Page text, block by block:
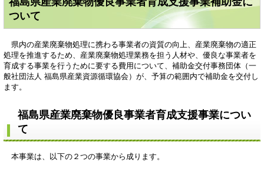
ついて
県内の産業廃棄物処理に携わる事業者の資質の向上、産業廃棄物の適正
処理を推進するため、産業廃棄物処理業務を担う人材や、優良な事業者を
育成する事業を行うために要する費用について、補助金交付事務団体（一
般社団法人 福島県産業資源循環協会）が、予算の範囲内で補助金を交付し
ます。
福島県産業廃棄物優良事業者育成支援事業につい
て
本事業は、以下の２つの事業から成ります。